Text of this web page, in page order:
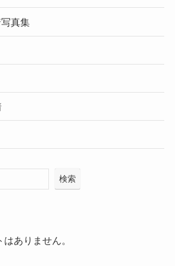
真集
検索
ありません。